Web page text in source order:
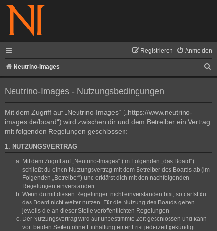
Anmelden
Registrieren
Neutrino-Images
u
Neutrino-Images - Nutzungsbedingungen
Mit dem Zugriff auf „Neutrino-Images“ („https://www.neutrino-
images.de/board“) wird zwischen dir und dem Betreiber ein Vertrag
mit folgenden Regelungen geschlossen:
1. NUTZUNGSVERTRAG
Mit dem Zugriff auf „Neutrino-Images“ (im Folgenden „das Board“)
schließt du einen Nutzungsvertrag mit dem Betreiber des Boards ab (im
Folgenden „Betreiber“) und erklärst dich mit den nachfolgenden
Regelungen einverstanden.
Wenn du mit diesen Regelungen nicht einverstanden bist, so darfst du
das Board nicht weiter nutzen. Für die Nutzung des Boards gelten
jeweils die an dieser Stelle veröffentlichten Regelungen.
Der Nutzungsvertrag wird auf unbestimmte Zeit geschlossen und kann
von beiden Seiten ohne Einhaltung einer Frist jederzeit gekündigt